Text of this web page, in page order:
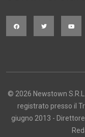
© 2026 Newstown
registrato presso il
giugno 2013 -